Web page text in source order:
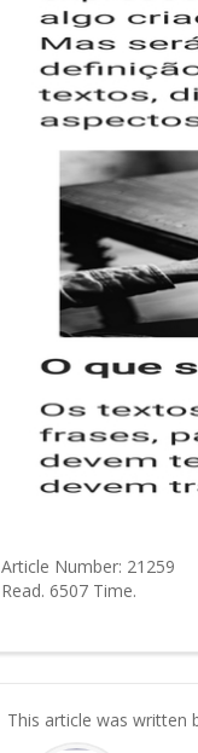
Article Number: 21259
Read. 6507 Time.
This article was written